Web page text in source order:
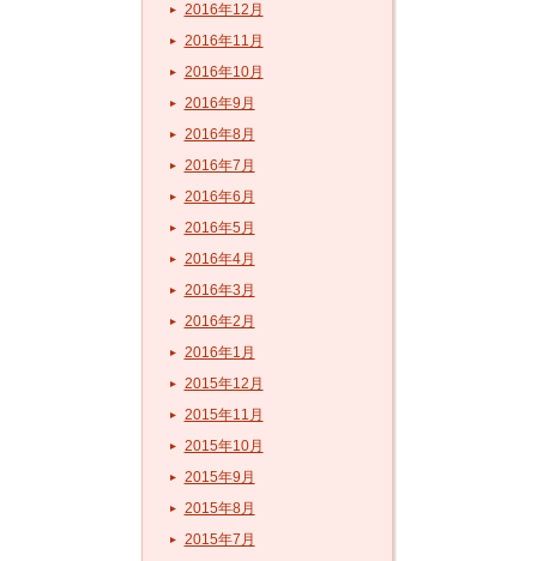
2016年12月
2016年11月
2016年10月
2016年9月
2016年8月
2016年7月
2016年6月
2016年5月
2016年4月
2016年3月
2016年2月
2016年1月
2015年12月
2015年11月
2015年10月
2015年9月
2015年8月
2015年7月